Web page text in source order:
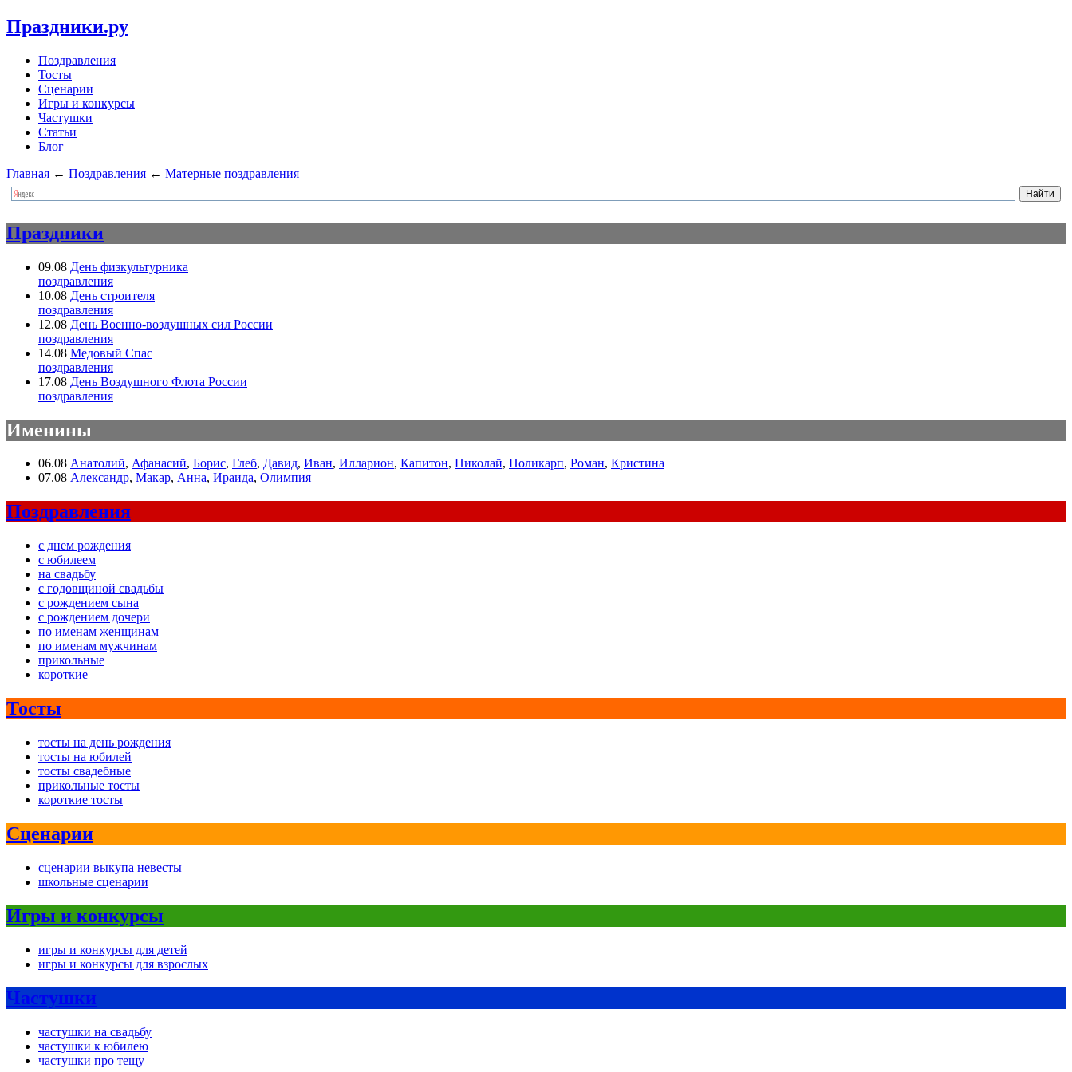
Праздники.ру
Поздравления
Тосты
Сценарии
Игры и конкурсы
Частушки
Статьи
Блог
Главная ← Поздравления ← Матерные поздравления
Праздники
09.08 День физкультурника
поздравления
10.08 День строителя
поздравления
12.08 День Военно-воздушных сил России
поздравления
14.08 Медовый Спас
поздравления
17.08 День Воздушного Флота России
поздравления
Именины
06.08 Анатолий, Афанасий, Борис, Глеб, Давид, Иван, Илларион, Капитон, Николай, Поликарп, Роман, Кристина
07.08 Александр, Макар, Анна, Ираида, Олимпия
Поздравления
с днем рождения
с юбилеем
на свадьбу
с годовщиной свадьбы
с рождением сына
с рождением дочери
по именам женщинам
по именам мужчинам
прикольные
короткие
Тосты
тосты на день рождения
тосты на юбилей
тосты свадебные
прикольные тосты
короткие тосты
Сценарии
сценарии выкупа невесты
школьные сценарии
Игры и конкурсы
игры и конкурсы для детей
игры и конкурсы для взрослых
Частушки
частушки на свадьбу
частушки к юбилею
частушки про тещу